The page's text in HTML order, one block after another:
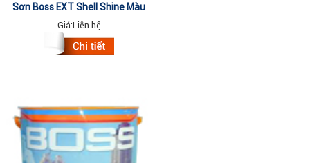
Sơn Boss EXT Shell Shine Màu
Đặc Biệt 18Lit
Giá:Liên hệ